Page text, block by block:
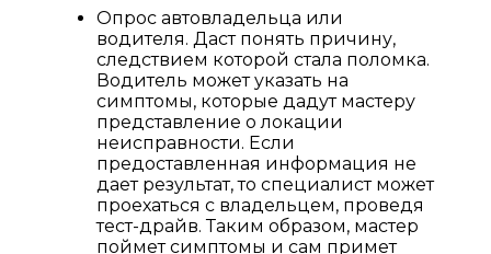
Опрос автовладельца или
водителя. Даст понять причину,
следствием которой стала поломка.
Водитель может указать на
симптомы, которые дадут мастеру
представление о локации
неисправности. Если
предоставленная информация не
дает результат, то специалист может
проехаться с владельцем, проведя
тест-драйв. Таким образом, мастер
поймет симптомы и сам примет